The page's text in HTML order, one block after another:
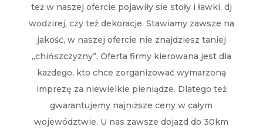
też w naszej ofercie pojawiły sie stoły i ławki, dj
wodzirej, czy też dekoracje. Stawiamy zawsze na
jakość, w naszej ofercie nie znajdziesz taniej
„chińszczyzny”. Oferta firmy kierowana jest dla
każdego, kto chce zorganizować wymarzoną
imprezę za niewielkie pieniądze. Dlatego też
gwarantujemy najniższe ceny w całym
województwie. U nas zawsze dojazd do 30km